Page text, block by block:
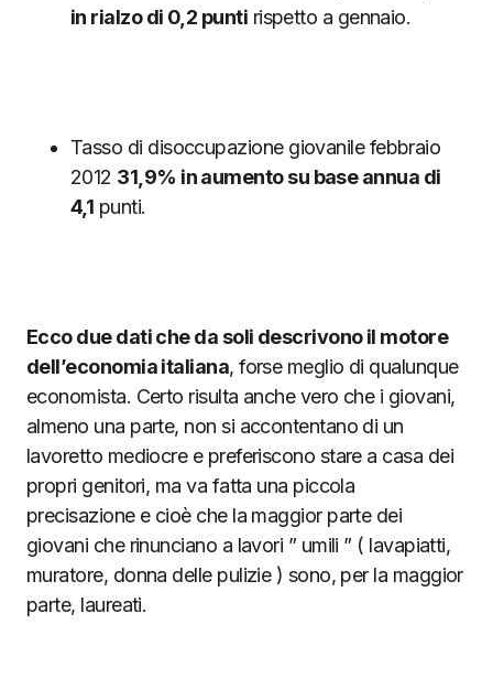
in rialzo di 0,2 punti rispetto a gennaio.
Tasso di disoccupazione giovanile febbraio
2012 31,9% in aumento su base annua di
4,1 punti.
Ecco due dati che da soli descrivono il motore
dell’economia italiana, forse meglio di qualunque
economista. Certo risulta anche vero che i giovani,
almeno una parte, non si accontentano di un
lavoretto mediocre e preferiscono stare a casa dei
propri genitori, ma va fatta una piccola
precisazione e cioè che la maggior parte dei
giovani che rinunciano a lavori ” umili ” ( lavapiatti,
muratore, donna delle pulizie ) sono, per la maggior
parte, laureati.